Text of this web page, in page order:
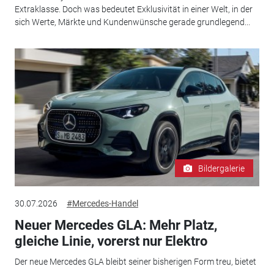
Extraklasse. Doch was bedeutet Exklusivität in einer Welt, in der
sich Werte, Märkte und Kundenwünsche gerade grundlegend...
Bildergalerie
30.07.2026 #Mercedes-Handel
Neuer Mercedes GLA: Mehr Platz,
gleiche Linie, vorerst nur Elektro
Der neue Mercedes GLA bleibt seiner bisherigen Form treu, bietet